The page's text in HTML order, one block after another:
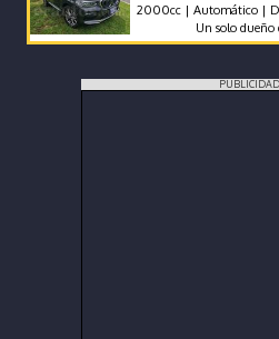
2000cc | Automático |
Un solo dueño de
PUBLICIDAD